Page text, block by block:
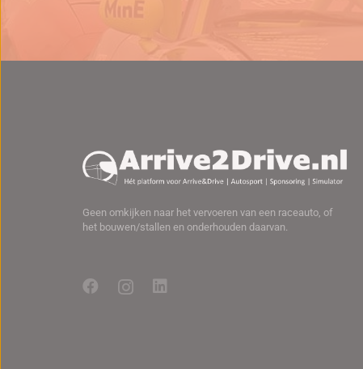
Geen omkijken naar het vervoeren van een raceauto, of
het bouwen/stallen en onderhouden daarvan.